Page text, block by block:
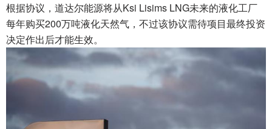
根据协议，道达尔能源将从Ksi Lisims LNG未来的液化工厂
每年购买200万吨液化天然气，不过该协议需待项目最终投资
决定作出后才能生效。